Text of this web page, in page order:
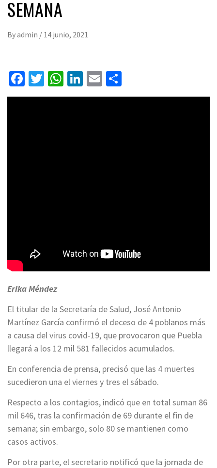
SEMANA
Byadmin / 14 junio, 2021
Facebook
Twitter
WhatsApp
LinkedIn
Email
Erika Méndez
El titular de la Secretaría de Salud, José Antonio
Martínez García confirmó el deceso de 4 poblanos más
a causa del virus covid-19, que provocaron que Puebla
llegará a los 12 mil 581 fallecidos acumulados.
En conferencia de prensa, precisó que las 4 muertes
sucedieron una el viernes y tres el sábado.
Respecto a los contagios, indicó que en total suman 86
mil 646, tras la confirmación de 69 durante el fin de
semana; sin embargo, solo 80 se mantienen como
casos activos.
Por otra parte, el secretario notificó que la jornada de